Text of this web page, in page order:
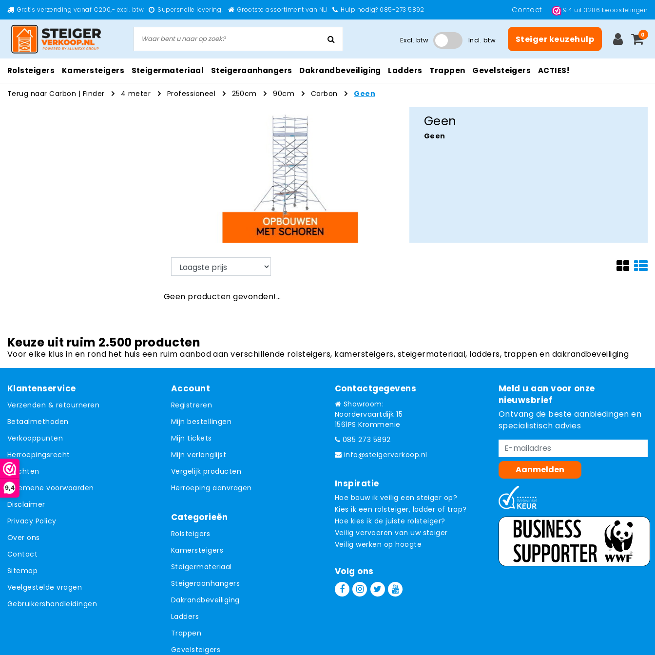
9,4
Gratis verzending vanaf €200,- excl. btw Supersnelle levering! Grootste assortiment van NL! Hulp nodig? 085-273 5892 Contact 9.4 uit3286 beoordelingen
Excl. btw Incl. btw Steiger keuzehulp 0
Rolsteigers Kamersteigers Steigermateriaal Steigeraanhangers Dakrandbeveiliging Ladders Trappen Gevelsteigers ACTIES!
Terug naar Carbon | Finder 4 meter Professioneel 250cm 90cm Carbon Geen
Geen
Geen
Geen producten gevonden!...
Keuze uit ruim 2.500 producten
Voor elke klus in en rond het huis een ruim aanbod aan verschillende rolsteigers, kamersteigers, steigermateriaal, ladders, trappen en dakrandbeveiliging
Klantenservice
Verzenden & retourneren
Betaalmethoden
Verkooppunten
Herroepingsrecht
Klachten
Algemene voorwaarden
Disclaimer
Privacy Policy
Over ons
Contact
Sitemap
Veelgestelde vragen
Gebruikershandleidingen
Account
Registreren
Mijn bestellingen
Mijn tickets
Mijn verlanglijst
Vergelijk producten
Herroeping aanvragen
Categorieën
Rolsteigers
Kamersteigers
Steigermateriaal
Steigeraanhangers
Dakrandbeveiliging
Ladders
Trappen
Gevelsteigers
Contactgegevens
Showroom:
Noordervaartdijk 15
1561PS Krommenie
085 273 5892
info@steigerverkoop.nl
Inspiratie
Hoe bouw ik veilig een steiger op?
Kies ik een rolsteiger, ladder of trap?
Hoe kies ik de juiste rolsteiger?
Veilig vervoeren van uw steiger
Veilig werken op hoogte
Volg ons
Meld u aan voor onze
nieuwsbrief
Ontvang de beste aanbiedingen en
specialistisch advies
Aanmelden